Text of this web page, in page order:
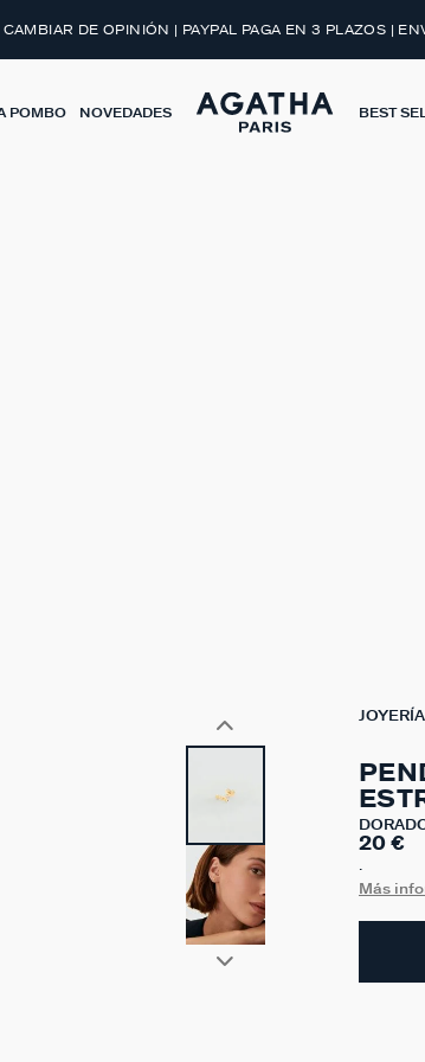
DE OPINIÓN | PAYPAL PAGA EN 3 PLAZOS |
POMBO NOVEDADES BEST
20 €
.
Más